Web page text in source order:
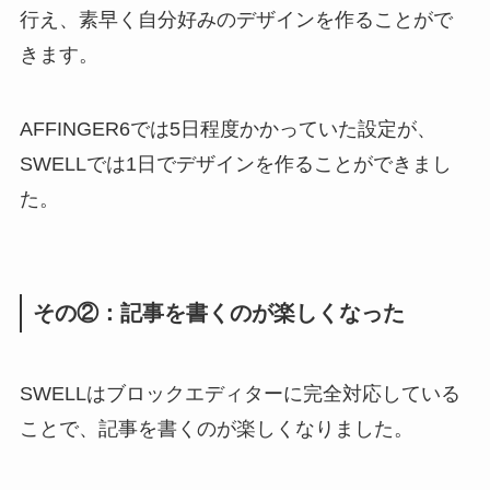
行え、素早く自分好みのデザインを作ることがで
きます。
AFFINGER6では5日程度かかっていた設定が、
SWELLでは1日でデザインを作ることができまし
た。
その②：記事を書くのが楽しくなった
SWELLはブロックエディターに完全対応している
ことで、記事を書くのが楽しくなりました。